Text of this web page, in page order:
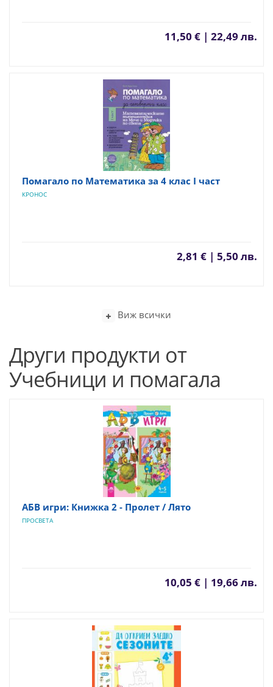
11,50 € | 22,49 лв.
Помагало по Математика за 4 клас I част
КРОНОС
2,81 € | 5,50 лв.
Виж всички
Други продукти от
Учебници и помагала
АБВ игри: Книжка 2 - Пролет / Лято
ПРОСВЕТА
10,05 € | 19,66 лв.